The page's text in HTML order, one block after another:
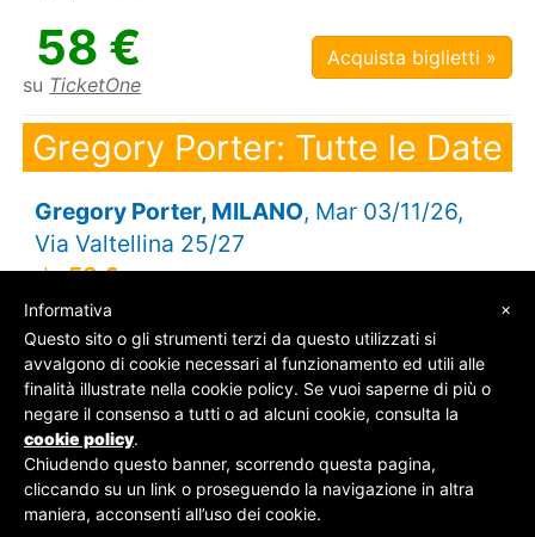
58 €
su TicketOne
Acquista biglietti »
Gregory Porter: Tutte le Date
Gregory Porter, MILANO, Mar 03/11/26,
Via Valtellina 25/27
da58 €
© SOS Biglietti - P.Iva 09162100961 -Chi Siamo
Contatti-Privacy Policy
×
Informativa
Questo sito o gli strumenti terzi da questo utilizzati si
avvalgono di cookie necessari al funzionamento ed utili alle
finalità illustrate nella cookie policy. Se vuoi saperne di più o
negare il consenso a tutti o ad alcuni cookie, consulta la
cookie policy.
Chiudendo questo banner, scorrendo questa pagina,
cliccando su un link o proseguendo la navigazione in altra
maniera, acconsenti all’uso dei cookie.